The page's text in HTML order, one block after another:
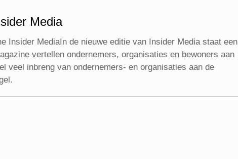
Media
Insider MediaIn de nieuwe editie van Insider Media staat een
vertellen ondernemers, organisaties en bewoners aan
veel inbreng van ondernemers- en organisaties aan de